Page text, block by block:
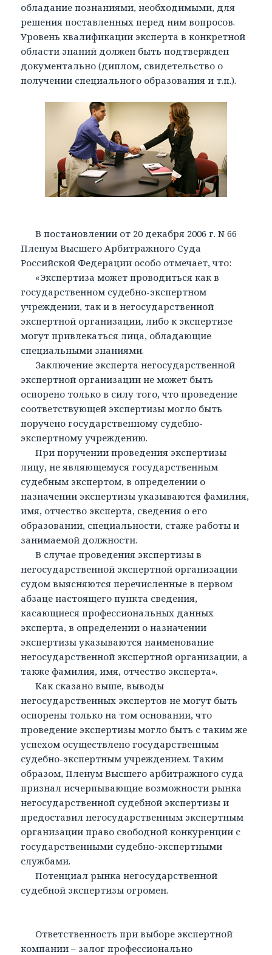
обладание познаниями, необходимыми, для
решения поставленных перед ним вопросов.
Уровень квалификации эксперта в конкретной
области знаний должен быть подтвержден
документально (диплом, свидетельство о
получении специального образования и т.п.).
В постановлении от 20 декабря 2006 г. N 66
Пленум Высшего Арбитражного Суда
Российской Федерации особо отмечает, что:
«Экспертиза может проводиться как в
государственном судебно-экспертном
учреждении, так и в негосударственной
экспертной организации, либо к экспертизе
могут привлекаться лица, обладающие
специальными знаниями.
Заключение эксперта негосударственной
экспертной организации не может быть
оспорено только в силу того, что проведение
соответствующей экспертизы могло быть
поручено государственному судебно-
экспертному учреждению.
При поручении проведения экспертизы
лицу, не являющемуся государственным
судебным экспертом, в определении о
назначении экспертизы указываются фамилия,
имя, отчество эксперта, сведения о его
образовании, специальности, стаже работы и
занимаемой должности.
В случае проведения экспертизы в
негосударственной экспертной организации
судом выясняются перечисленные в первом
абзаце настоящего пункта сведения,
касающиеся профессиональных данных
эксперта, в определении о назначении
экспертизы указываются наименование
негосударственной экспертной организации, а
также фамилия, имя, отчество эксперта».
Как сказано выше, выводы
негосударственных экспертов не могут быть
оспорены только на том основании, что
проведение экспертизы могло быть с таким же
успехом осуществлено государственным
судебно-экспертным учреждением. Таким
образом, Пленум Высшего арбитражного суда
признал исчерпывающие возможности рынка
негосударственной судебной экспертизы и
предоставил негосударственным экспертным
организации право свободной конкуренции с
государственными судебно-экспертными
службами.
Потенциал рынка негосударственной
судебной экспертизы огромен.
Ответственность при выборе экспертной
компании – залог профессионально